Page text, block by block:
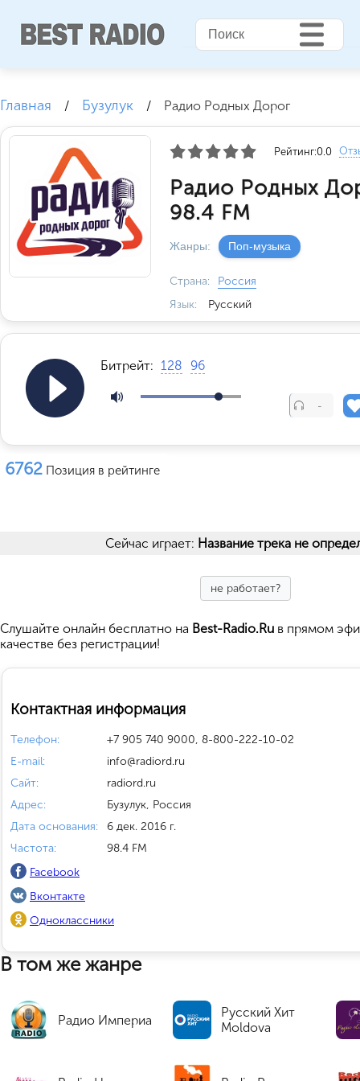
Главная / Бузулук / Радио Родных Дорог
Рейтинг:0.0
Радио Родных
98.4 FM
Жанры: Поп-музыка
Страна:
Россия
Язык:
Русский
Битрейт: 128 96
-
6762 Позиция в рейтинге
Сейчас играет: Название трека не
не работает?
Cлушайте онлайн бесплатно на Best-Radio.Ru в прямом
качестве без регистрации!
Контактная информация
Телефон:
+7 905 740 9000, 8-800-222-10-02
E-mail:
info@radiord.ru
Сайт:
radiord.ru
Адрес:
Бузулук, Россия
Дата основания:
6 дек. 2016 г.
Частота:
98.4 FM
Facebook
Вконтакте
Одноклассники
В том же жанре
Радио Империа
Русский Хит
Moldova